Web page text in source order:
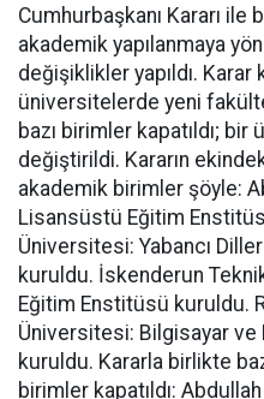
Cumhurbaşkanı Kararı ile
akademik yapılanmaya
değişiklikler yapıldı. Karar
üniversitelerde yeni
bazı birimler kapatıldı;
değiştirildi. Kararın
akademik birimler şöyle:
Lisansüstü Eğitim
Üniversitesi: Yabancı
kuruldu. İskenderun
Eğitim Enstitüsü kuruldu.
Üniversitesi: Bilgisayar
kuruldu. Kararla birlikte
birimler kapatıldı: